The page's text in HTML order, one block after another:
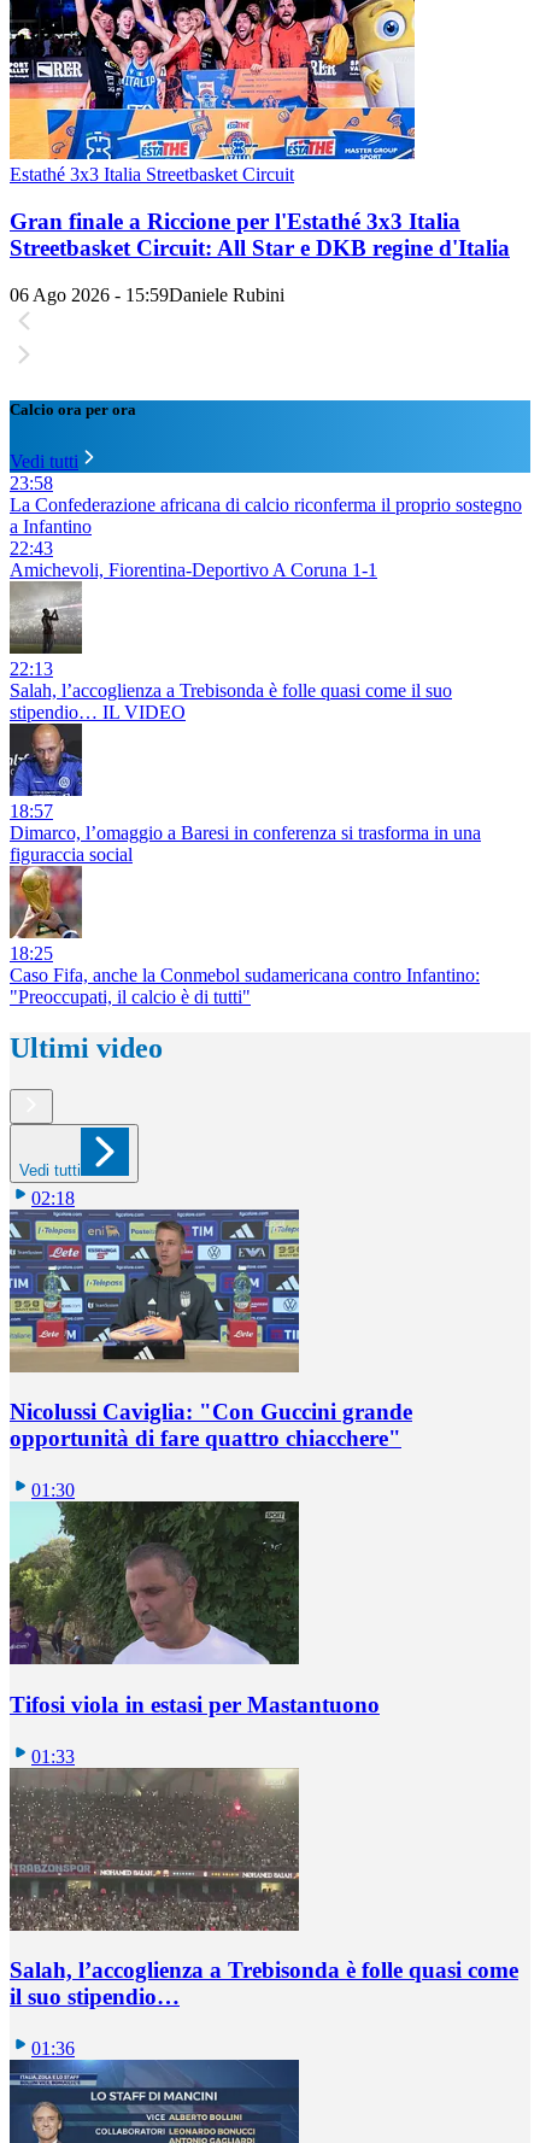
Estathé 3x3 Italia Streetbasket Circuit
Gran finale a Riccione per l'Estathé 3x3 Italia
Streetbasket Circuit: All Star e DKB regine d'Italia
06 Ago 2026 - 15:59Daniele Rubini
Calcio ora per ora
Vedi tutti
23:58
La Confederazione africana di calcio riconferma il proprio sostegno
a Infantino
22:43
Amichevoli, Fiorentina-Deportivo A Coruna 1-1
22:13
Salah, l’accoglienza a Trebisonda è folle quasi come il suo
stipendio… IL VIDEO
18:57
Dimarco, l’omaggio a Baresi in conferenza si trasforma in una
figuraccia social
18:25
Caso Fifa, anche la Conmebol sudamericana contro Infantino:
"Preoccupati, il calcio è di tutti"
Ultimi video
Vedi tutti
02:18
Nicolussi Caviglia: "Con Guccini grande
opportunità di fare quattro chiacchere"
01:30
Tifosi viola in estasi per Mastantuono
01:33
Salah, l’accoglienza a Trebisonda è folle quasi come
il suo stipendio…
01:36